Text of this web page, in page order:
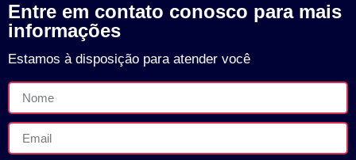
Entre em contato conosco para mais
informações
Estamos à disposição para atender você